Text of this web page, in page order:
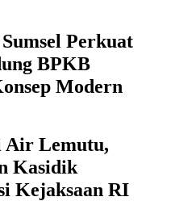
Perkuat
BPKB
Modern
Air Lemutu,
Kasidik
Kejaksaan RI